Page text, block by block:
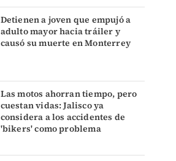
Detienen a joven que empujó a
adulto mayor hacia tráiler y
causó su muerte en Monterrey
Las motos ahorran tiempo, pero
cuestan vidas: Jalisco ya
considera a los accidentes de
'bikers' como problema